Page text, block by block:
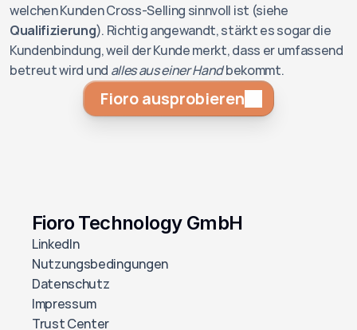
Qualifizierung). Richtig angewandt, stärkt es sogar die
Kundenbindung, weil der Kunde merkt, dass er umfassend
betreut wird und alles aus einer Hand bekommt.
Fioro ausprobieren
Fioro Technology GmbH
LinkedIn
Nutzungsbedingungen
Datenschutz
Impressum
Trust Center